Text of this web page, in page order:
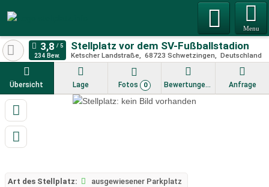
Menu
Stellplatz vor dem SV-Fußballstadion
Ketscher Landstraße 68723 Schwetzingen Deutschland
234 Bew.
Übersicht Lage Fotos 0 Bewertungen Anfrage
Art des Stellplatz:
ausgewiesener Parkplatz